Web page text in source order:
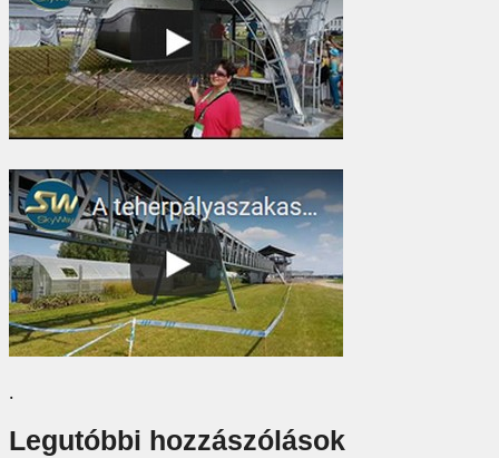
.
Legutóbbi hozzászólások